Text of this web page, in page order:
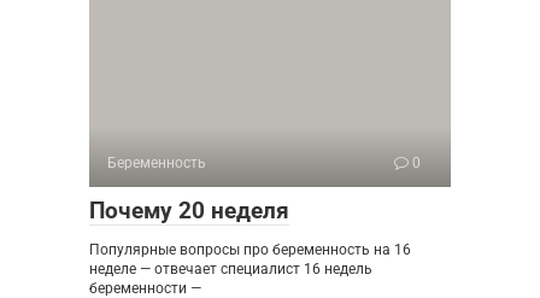
Беременность 0
Почему 20 неделя
Популярные вопросы про беременность на 16
неделе — отвечает специалист 16 недель
беременности —